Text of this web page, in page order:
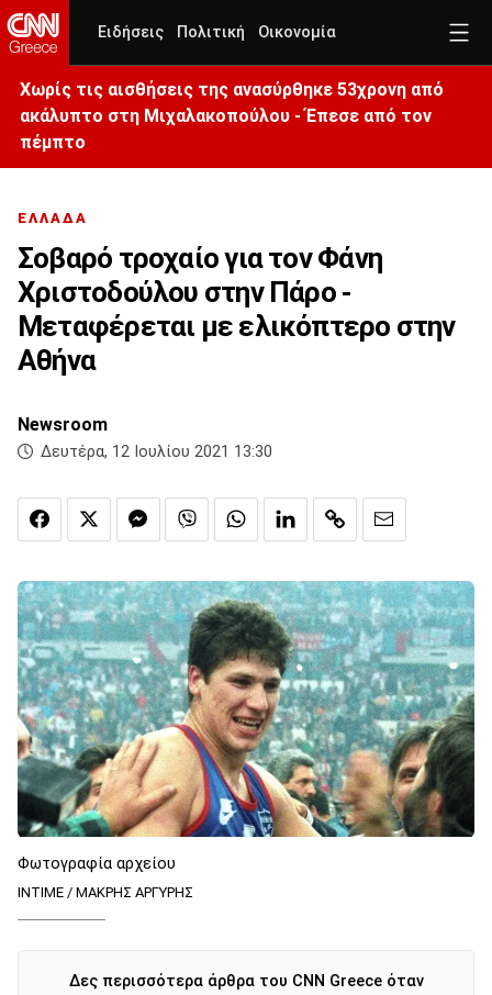
Ειδήσεις Πολιτική Οικονομία
Χωρίς τις αισθήσεις της ανασύρθηκε 53χρονη από
ακάλυπτο στη Μιχαλακοπούλου - Έπεσε από τον
πέμπτο
ΕΛΛΑΔΑ
Σοβαρό τροχαίο για τον Φάνη
Χριστοδούλου στην Πάρο -
Μεταφέρεται με ελικόπτερο στην
Αθήνα
Newsroom
Δευτέρα, 12 Ιουλίου 2021 13:30
Φωτογραφία αρχείου
ΙΝΤΙΜΕ / ΜΑΚΡΗΣ ΑΡΓΥΡΗΣ
Δες περισσότερα άρθρα του CNN Greece όταν